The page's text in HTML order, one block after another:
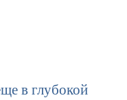
в глубокой